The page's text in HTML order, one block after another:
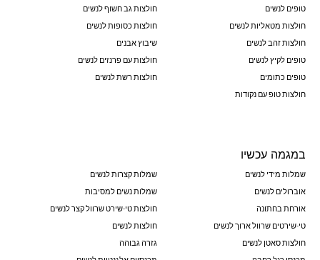
טופים לנשים
חולצות גב חשוף לנשים
חולצות מטאליות לנשים
חולצות כסופות לנשים
חולצות זהב לנשים
שיבוץ אבנים
טופים לקיץ לנשים
חולצות עם פרנזים לנשים
טופים כתומים
חולצות רשת לנשים
חולצות טופ עם נקודות
במגמה עכשיו
שמלות מידי לנשים
שמלות קצרות לנשים
אוברולים לנשים
שמלות נשים למסיבות
אורחת בחתונה
חולצות טי-שירט שרוול קצר לנשים
טי-שירטים שרוול ארוך לנשים
חולצות לנשים
חולצות סאטן לנשים
גזרה גבוהה